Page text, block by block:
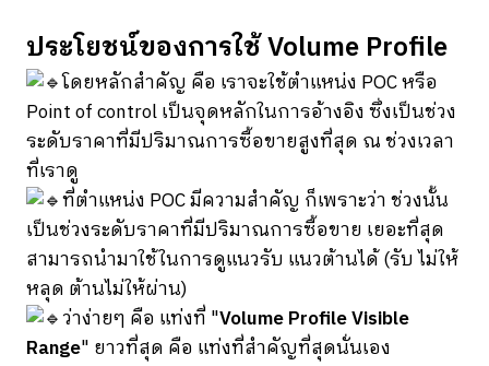
ประโยชน์ของการใช้ Volume Profile
โดยหลักสำคัญ คือ เราจะใช้ตำแหน่ง POC หรือ
Point of control เป็นจุดหลักในการอ้างอิง ซึ่งเป็นช่วง
ระดับราคาที่มีปริมาณการซื้อขายสูงที่สุด ณ ช่วงเวลา
ที่เราดู
ที่ตำแหน่ง POC มีความสำคัญ ก็เพราะว่า ช่วงนั้น
เป็นช่วงระดับราคาที่มีปริมาณการซื้อขาย เยอะที่สุด
สามารถนำมาใช้ในการดูแนวรับ แนวต้านได้ (รับ ไม่ให้
หลุด ต้านไม่ให้ผ่าน)
ว่าง่ายๆ คือ แท่งที่ "Volume Profile Visible
Range" ยาวที่สุด คือ แท่งที่สำคัญที่สุดนั่นเอง